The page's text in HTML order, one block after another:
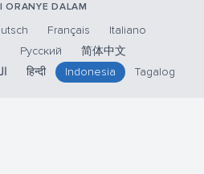
ORANYE DALAM
Français
Italiano
Русский
简体中文
हिन्दी Indonesia Tagalog